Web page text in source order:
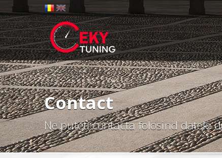
Contact
Ne puteti contacta folosind datele